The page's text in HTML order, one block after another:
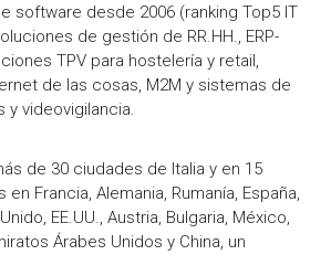
software desde 2006 (ranking Top5 IT
de gestión de RR.HH., ERP-
TPV para hostelería y retail,
de las cosas, M2M y sistemas de
videovigilancia.
de 30 ciudades de Italia y en 15
Francia, Alemania, Rumanía, España,
EE.UU., Austria, Bulgaria, México,
Árabes Unidos y China, un